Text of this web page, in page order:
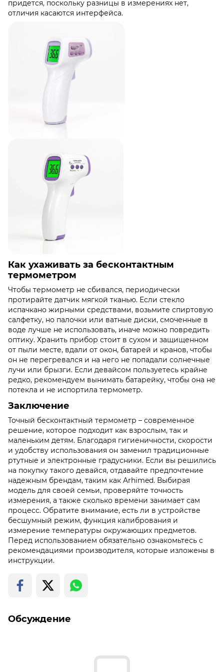
придется, поскольку разницы в измерениях нет,
отличия касаются интерфейса.
Как ухаживать за бесконтактным
термометром
Чтобы термометр не сбивался, периодически
протирайте датчик мягкой тканью. Если стекло
испачкано жирными средствами, возьмите спиртовую
салфетку, но палочки или ватные диски, смоченные в
воде лучше не использовать, иначе можно повредить
оптику. Хранить прибор стоит в сухом и защищенном
от пыли месте, вдали от окон, батарей и кранов, чтобы
он не перегревался и на него не попадали солнечные
лучи или брызги. Если девайсом пользуетесь крайне
редко, рекомендуем вынимать батарейку, чтобы она не
потекла и не испортила термометр.
Заключение
Точный бесконтактный термометр – современное
решение, которое подходит как взрослым, так и
маленьким детям. Благодаря гигиеничности, скорости
и удобству использования он заменил традиционные
ртутные и электронные градусники. Если вы решились
на покупку такого девайся, отдавайте предпочтение
надежным брендам, таким как Arhimed. Выбирая
модель для своей семьи, проверяйте точность
измерения, а также сколько времени занимает сам
процесс. Обратите внимание, есть ли в устройстве
бесшумный режим, функция калибрования и
измерение температуры окружающих предметов.
Перед использованием обязательно ознакомьтесь с
рекомендациями производителя, которые изложены в
инструкции.
Обсуждение